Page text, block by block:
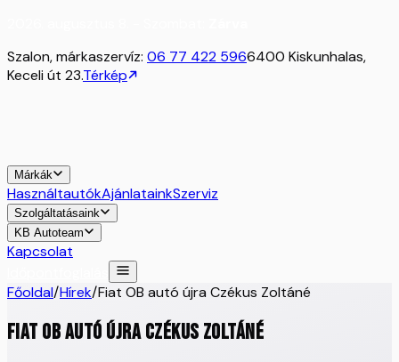
Szalon, márkaszervíz: 06 77 422 5966400 Kiskunhalas,
Keceli út 23.Térkép
Márkák
HasználtautókAjánlatainkSzerviz
Szolgáltatásaink
KB Autoteam
Kapcsolat
Főoldal/Hírek/Fiat OB autó újra Czékus Zoltáné
Fiat OB autó újra Czékus Zoltáné